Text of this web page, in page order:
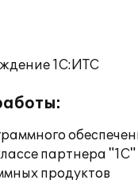
1С:ИТС
партнера "1С"
продуктов